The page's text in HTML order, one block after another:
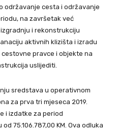
održavanje cesta i održavanje
na završetak već
i rekonstrukciju
aktivnih klizišta i izradu
pravce i objekte na
uslijediti.
sredstava u operativnom
za prva tri mjeseca 2019.
i izdatke za period
75.106.787,00 KM. Ova odluka